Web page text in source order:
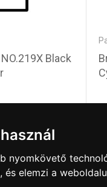
nyomkövető
és elemzi a
Black